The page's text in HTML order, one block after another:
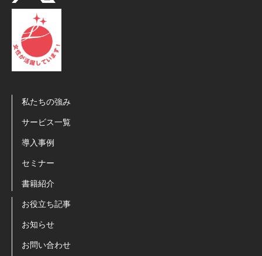
私たちの強み
サービス一覧
導入事例
セミナー
書籍紹介
お役立ち記事
お知らせ
お問い合わせ